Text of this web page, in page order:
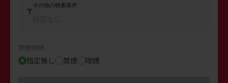
その他の検索条件
禁煙/喫煙
指定無し 禁煙 喫煙